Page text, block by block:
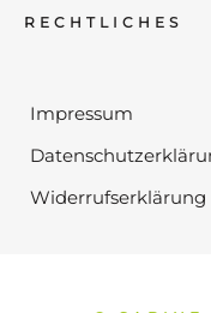
RECHTLICHES
Impressum
Widerrufserklärung